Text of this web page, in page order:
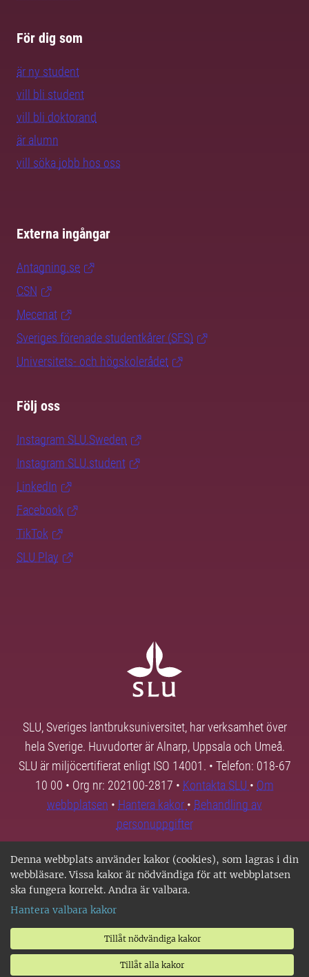
Denna webbplats använder kakor (cookies), som lagras i din
webbläsare. Vissa kakor är nödvändiga för att webbplatsen
ska fungera korrekt. Andra är valbara.
Hantera valbara kakor
Tillåt nödvändiga kakor
Tillåt alla kakor
För dig som
är ny student
vill bli student
vill bli doktorand
är alumn
vill söka jobb hos oss
Externa ingångar
Antagning.se
CSN
Mecenat
Sveriges förenade studentkårer (SFS)
Universitets- och högskolerådet
Följ oss
Instagram SLU.Sweden
Instagram SLU.student
LinkedIn
Facebook
TikTok
SLU Play
SLU, Sveriges lantbruksuniversitet, har verksamhet över
hela Sverige. Huvudorter är Alnarp, Uppsala och Umeå.
SLU är miljöcertifierat enligt ISO 14001. • Telefon: 018-67
10 00 • Org nr: 202100-2817 • Kontakta SLU • Om
webbplatsen • Hantera kakor • Behandling av
personuppgifter